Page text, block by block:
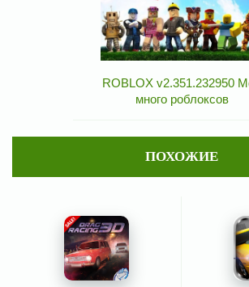
ROBLOX v2.351.232950
много роблоксов
ПОХОЖИЕ